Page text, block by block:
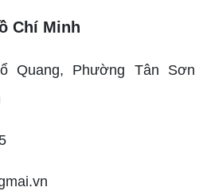
Chí Minh
Quang, Phường Tân Sơn